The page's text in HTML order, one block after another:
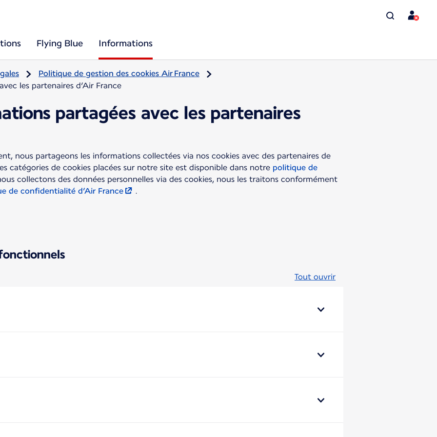
Flying Blue Informations
Politique de gestion des cookies Air France
les partenaires d’Air France
partagées avec les partenaires
nous partageons les informations collectées via nos cookies avec des partenaires de
catégories de cookies placées sur notre site est disponible dans notre politique de
collectons des données personnelles via des cookies, nous les traitons conformément
de confidentialité d’Air France
.
Tout ouvrir